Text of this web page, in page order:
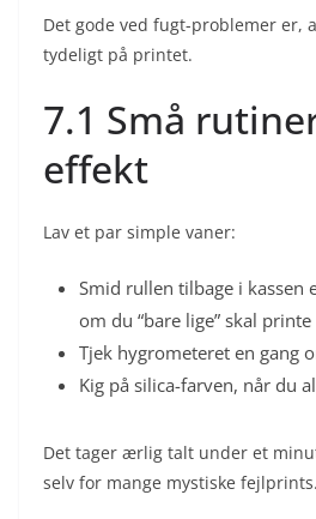
Det gode ved fugt-problemer er,
tydeligt på printet.
7.1 Små
effekt
Lav et par simple vaner:
Smid rullen tilbage i kassen
om du “bare lige” skal
Tjek hygrometeret en gang
Kig på silica-farven, når du
Det tager ærlig talt under et
selv for mange mystiske fejlprints.